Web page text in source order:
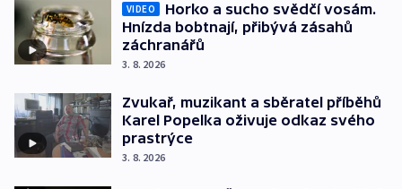
VIDEO
Horko a sucho svědčí vosám.
Hnízda bobtnají, přibývá zásahů
záchranářů
3. 8. 2026
Zvukař, muzikant a sběratel příběhů
Karel Popelka oživuje odkaz svého
prastrýce
3. 8. 2026